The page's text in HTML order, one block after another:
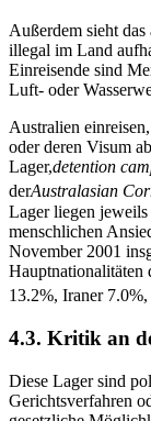
Außerdem sieht das
illegal im Land
Einreisende sind
Luft- oder
Australien
oder deren Visum
Lager,detention
derAustralasian
Lager liegen
menschlichen
November 2001
Hauptnationalitäten
13.2%, Iraner
4.3. Kritik an
Diese Lager sind
Gerichtsverfahren